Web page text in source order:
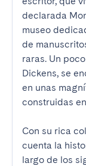
declarada
museo
de
raras. Un
Dickens, se
en unas
construidas
Con su rica
cuenta la
largo de los